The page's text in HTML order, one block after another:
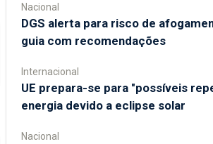
Nacional
DGS alerta para risco de
guia com recomendações
Internacional
UE prepara-se para "possíveis
energia devido a eclipse solar
Nacional